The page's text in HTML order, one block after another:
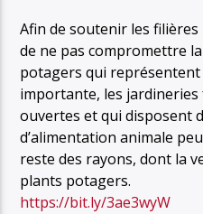
Afin de soutenir les
de ne pas compromettre
potagers qui représentent
importante, les jardineries
ouvertes et qui disposent
d’alimentation animale
reste des rayons, dont la
plants potagers.
https://bit.ly/3ae3wyW